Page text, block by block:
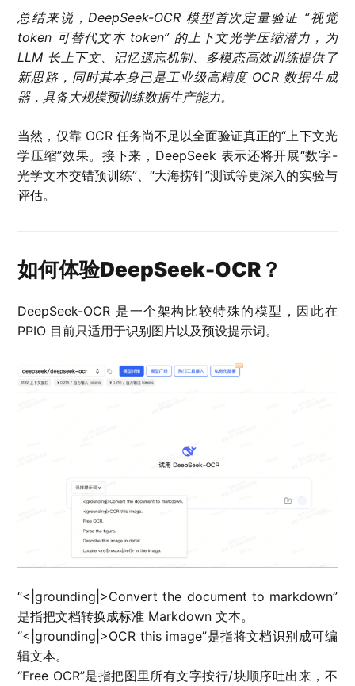
总结来说，DeepSeek-OCR 模型首次定量验证 “视觉
token 可替代文本 token” 的上下文光学压缩潜力，为
LLM 长上下文、记忆遗忘机制、多模态高效训练提供了
新思路，同时其本身已是工业级高精度 OCR 数据生成
器，具备大规模预训练数据生产能力。
当然，仅靠 OCR 任务尚不足以全面验证真正的“上下文光
学压缩”效果。接下来，DeepSeek 表示还将开展“数字-
光学文本交错预训练”、“大海捞针”测试等更深入的实验与
评估。
如何体验DeepSeek-OCR？
DeepSeek-OCR 是一个架构比较特殊的模型，因此在
PPIO 目前只适用于识别图片以及预设提示词。
“<|grounding|>Convert the document to markdown”
是指把文档转换成标准 Markdown 文本。
“<|grounding|>OCR this image”是指将文档识别成可编
辑文本。
“Free OCR”是指把图里所有文字按行/块顺序吐出来，不